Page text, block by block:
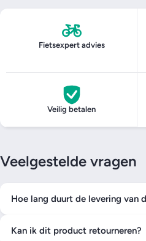
Fietsexpert advies
Veilig betalen
Veelgestelde vragen
Hoe lang duurt de levering van
Kan ik dit product retourneren?